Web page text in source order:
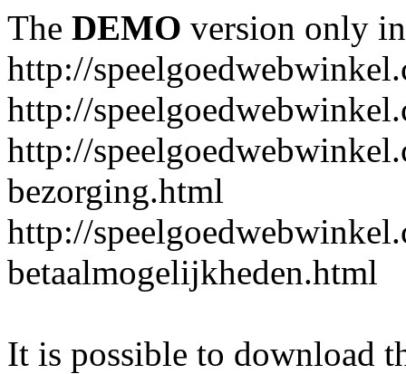
The DEMO version only
http://
http://
http://
bezorging.html
http://
betaalmogelijkheden.html
It is possible to download